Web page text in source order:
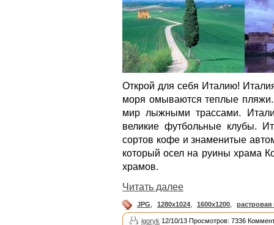
Открой для себя Италию!
моря омываются теплые
мир лыжными трассами.
великие футбольные клубы.
сортов кофе и знаменитые
который осел на руины храма
храмов.
Читать далее
JPG 1280x1024 1600x1200 растровая
igoryk 12/10/13 Просмотров: 7336